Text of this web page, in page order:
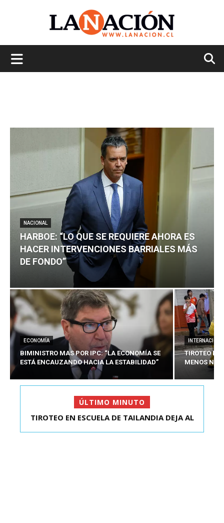
NACIONAL
HARBOE: “LO QUE SE REQUIERE AHORA ES
HACER INTERVENCIONES BARRIALES MÁS
DE FONDO”
ECONOMÍA
BIMINISTRO MAS POR IPC: “LA ECONOMÍA SE
ESTÁ ENCAUZANDO HACIA LA ESTABILIDAD”
TIROTEO
MENOS
ÚLTIMO MINUTO
HARBOE: “LO QUE SE REQUIERE AHORA ES HACER
TIROTEO EN ESCUELA DE TAILANDIA DEJA AL